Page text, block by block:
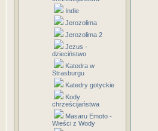
Indie
Jerozolima
Jerozolima 2
Jezus -
dzieciństwo
Katedra w
Strasburgu
Katedry gotyckie
Kody
chrześcijaństwa
Masaru Emoto -
Wieści z Wody